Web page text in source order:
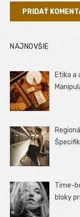
NAJNOVŠIE
Etika
Time-
bloky